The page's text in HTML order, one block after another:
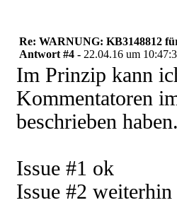
Re: WARNUNG: KB3148812
Antwort #4 - 22.04.16 um
Im Prinzip kann
Kommentatoren
beschrieben
Issue #1 ok
Issue #2